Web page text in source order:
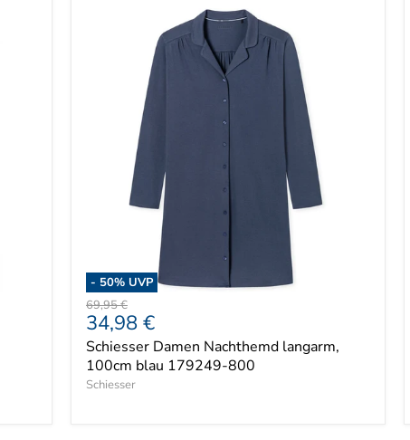
- 50% UVP
Ursprünglicher
Preis
69,95 €
Aktueller
Preis
34,98 €
Schiesser Damen Nachthemd langarm,
100cm blau 179249-800
Schiesser